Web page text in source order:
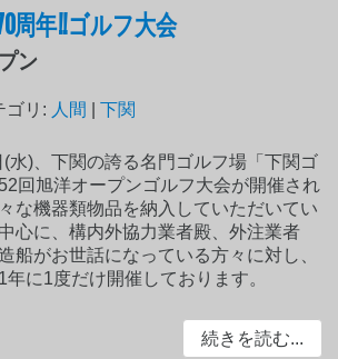
周年!!ゴルフ大会
ン
ゴリ: 人間 |下関
水)、下関の誇る名門ゴルフ場「下関ゴ
回旭洋オープンゴルフ大会が開催され
な機器類物品を納入していただいてい
心に、構内外協力業者殿、外注業者
船がお世話になっている方々に対し、
に1度だけ開催しております。
続きを読む...